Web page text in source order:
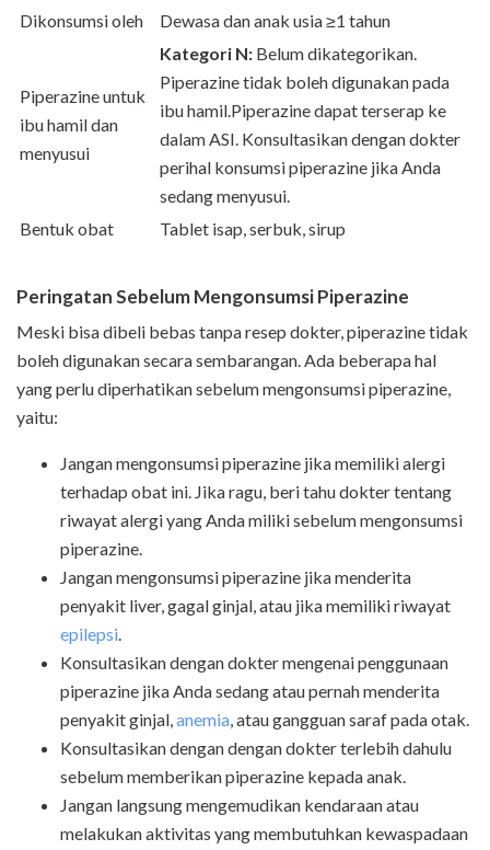
Dikonsumsi oleh
Dewasa dan anak usia ≥1 tahun
Piperazine untuk
ibu hamil dan
menyusui
Kategori N: Belum dikategorikan.
Piperazine tidak boleh digunakan pada
ibu hamil.Piperazine dapat terserap ke
dalam ASI. Konsultasikan dengan dokter
perihal konsumsi piperazine jika Anda
sedang menyusui.
Bentuk obat
Tablet isap, serbuk, sirup
Peringatan SebelumMengonsumsiPiperazine
Meski bisa dibeli bebas tanpa resep dokter, piperazine tidak
boleh digunakan secara sembarangan. Ada beberapa hal
yang perlu diperhatikan sebelum mengonsumsi piperazine,
yaitu:
Jangan mengonsumsi piperazine jika memiliki alergi
terhadap obat ini. Jika ragu, beri tahu dokter tentang
riwayat alergi yang Anda miliki sebelum mengonsumsi
piperazine.
Jangan mengonsumsi piperazine jika menderita
penyakit liver, gagal ginjal, atau jika memiliki riwayat
epilepsi.
Konsultasikan dengan dokter mengenai penggunaan
piperazine jika Anda sedang atau pernah menderita
penyakit ginjal,anemia, atau gangguan saraf pada otak.
Konsultasikan dengan dengan dokter terlebih dahulu
sebelum memberikan piperazine kepada anak.
Jangan langsung mengemudikan kendaraan atau
melakukan aktivitas yang membutuhkan kewaspadaan